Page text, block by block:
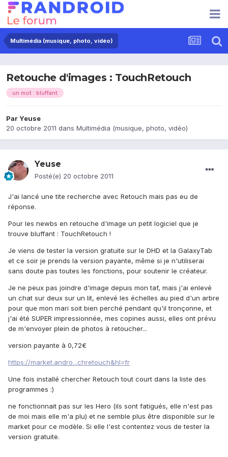
Multimédia (musique, photo, vidéo)
Retouche d'images : TouchRetouch
un mot : bluffant
ParYeuse
20 octobre 2011 dans Multimédia (musique, photo, vidéo)
Yeuse
Posté(e) 20 octobre 2011
J'ai lancé une tite recherche avec Retouch mais pas eu de
réponse.
Pour les newbs en retouche d'image un petit logiciel que je
trouve bluffant : TouchRetouch !
Je viens de tester la version gratuite sur le DHD et la GalaxyTab
et ce soir je prends la version payante, même si je n'utiliserai
sans doute pas toutes les fonctions, pour soutenir le créateur.
Je ne peux pas joindre d'image depuis mon taf, mais j'ai enlevé
un chat sur deux sur un lit, enlevé les échelles au pied d'un arbre
pour que mon mari soit bien perché pendant qu'il tronçonne, et
j'ai été SUPER impressionnée, mes copines aussi, elles ont prévu
de m'envoyer plein de photos à retoucher...
version payante à 0,72€
https://market.andro...chretouch&hl=fr
Une fois installé chercher Retouch tout court dans la liste des
programmes :)
ne fonctionnait pas sur les Hero (ils sont fatigués, elle n'est pas
de moi mais elle m'a plu) et ne semble plus être disponible sur le
market pour ce modèle. Si elle l'est contentez vous de tester la
version gratuite.